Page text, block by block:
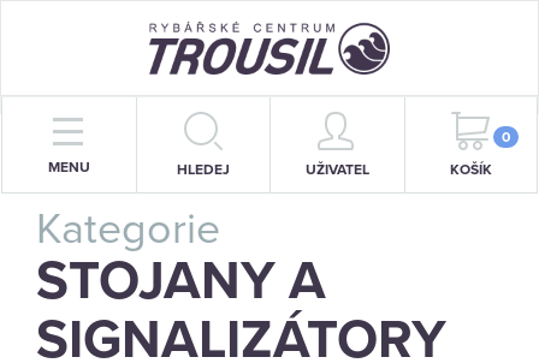
MENU HLEDEJ UŽIVATEL
0
KOŠÍK
PRUTY
NAVIJÁKY
BIŽUTERIE
KRMENÍ
PŘÍVLAČ
Kategorie
STOJANY A
SIGNALIZÁTORY